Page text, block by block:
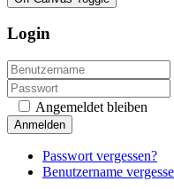
Login
Angemeldet bleiben
Anmelden
Passwort vergessen?
Benutzername